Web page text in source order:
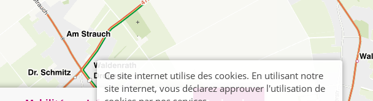
Ce site internet utilise des cookies. En utilisant notre
site internet, vous déclarez approuver l'utilisation de